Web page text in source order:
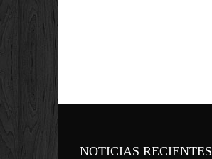
NOTICIAS RECIENTES